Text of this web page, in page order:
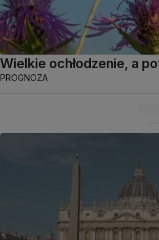
Wielkie ochłodzenie, a
PROGNOZA